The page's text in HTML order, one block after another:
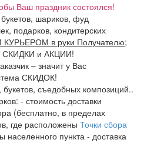
Ваш праздник состоялся!
букетов, шариков, фуд
подарков, кондитерских
в руки Получателю;
СКИДКИ и АКЦИИ!
– значит у Вас
СКИДОК!
букетов, съедобных композиций..
- стоимость доставки
(бесплатно, в пределах
где расположены Точки сбора
населенного пункта - доставка